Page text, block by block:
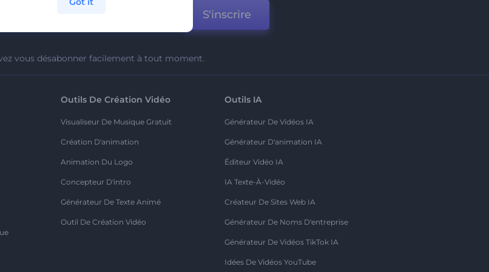
S'inscrire
vous désabonner facilement à tout moment.
Outils De Création Vidéo
Visualiseur De Musique Gratuit
Création D'animation
Animation Du Logo
Concepteur D'intro
Générateur De Texte Animé
Outil De Création Vidéo
Outils IA
Générateur De Vidéos IA
Générateur D'animation IA
Éditeur Vidéo IA
IA Texte-À-Vidéo
Créateur De Sites Web IA
Générateur De Noms D'entreprise
Générateur De Vidéos TikTok IA
Idées De Vidéos YouTube